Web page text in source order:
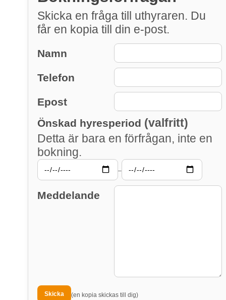
Skicka en fråga till uthyraren. Du
får en kopia till din e-post.
Namn
Telefon
Epost
Önskad hyresperiod (valfritt)
Detta är bara en förfrågan, inte en
bokning.
–
Meddelande
(en kopia skickas till dig)